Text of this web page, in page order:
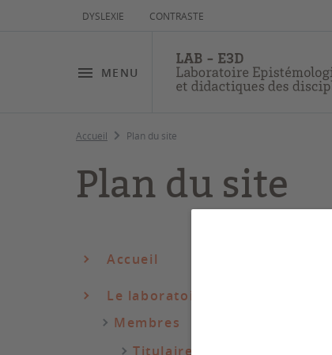
DYSLEXIE CONTRASTE
MENU
Accueil Plan du site
Plan du site
Accueil
Le laboratoire LAB-E3D
Membres
Titulaires